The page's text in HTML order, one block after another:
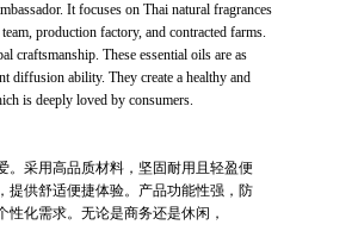
It focuses on Thai natural fragrances
production factory, and contracted farms.
craftsmanship. These essential oils are as
diffusion ability. They create a healthy and
is deeply loved by consumers.
。采用高品质材料，坚固耐用且轻盈便
提供舒适便捷体验。产品功能性强，防
化需求。无论是商务还是休闲，